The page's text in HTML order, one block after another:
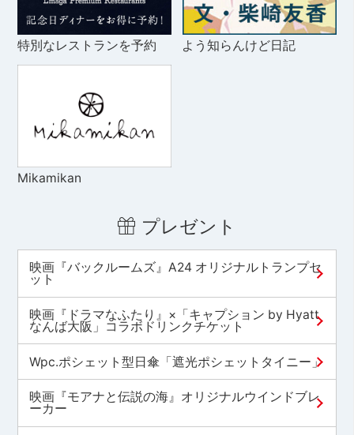
特別なレストランを予約 よう知らんけど日記
Mikamikan
プレゼント
映画『バックルームズ』A24 オリジナルトランプセ
ット
映画『ドラマなふたり』×「キャプション by Hyatt
なんば大阪」コラボドリンクチケット
Wpc.ポシェット型日傘「遮光ポシェットタイニー」
映画『モアナと伝説の海』オリジナルウインドブレ
ーカー